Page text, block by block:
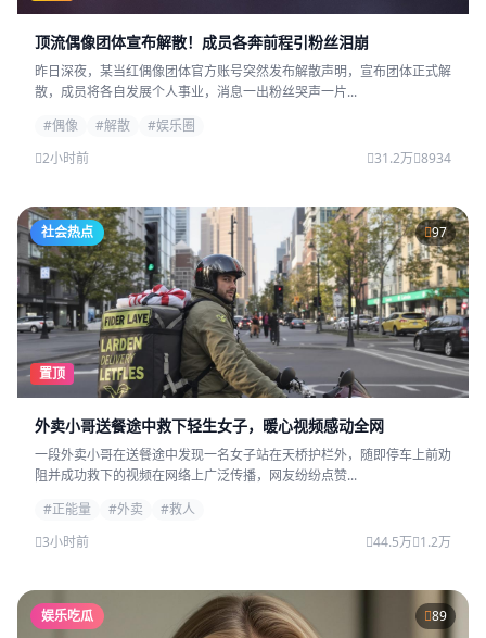
顶流偶像团体宣布解散！成员各奔前程引粉丝泪崩
昨日深夜，某当红偶像团体官方账号突然发布解散声明，宣布团体正式解
散，成员将各自发展个人事业，消息一出粉丝哭声一片...
#偶像
#解散
#娱乐圈
2小时前
31.2万 8934
社会热点 97
置顶
外卖小哥送餐途中救下轻生女子，暖心视频感动全网
一段外卖小哥在送餐途中发现一名女子站在天桥护栏外，随即停车上前劝
阻并成功救下的视频在网络上广泛传播，网友纷纷点赞...
#正能量
#外卖
#救人
3小时前
44.5万 1.2万
娱乐吃瓜 89